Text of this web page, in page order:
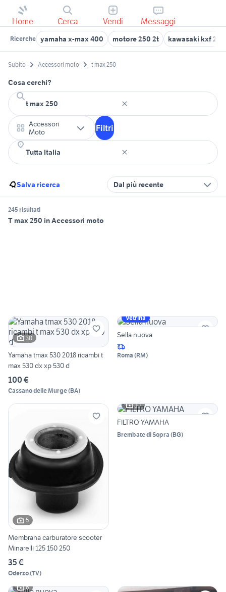
Home Cerca Vendi Messaggi
Ricerche yamaha x-max 400 motore 250 2t kawasaki kxf 250
Subito Accessori moto t max 250
Cosa cerchi?
Accessori
Moto
Filtri
Salva ricerca Dal più recente
245 risultati
T max 250 in Accessori moto
30
Yamaha tmax 530 2018 ricambi t
max 530 dx xp 530 d
100 €
Cassano delle Murge(BA)
Vetrina
Sella nuova
Roma (RM)
5
Membrana carburatore scooter
Minarelli 125 150 250
35 €
Oderzo(TV)
10
FILTRO YAMAHA
Brembate di Sopra (BG)
6